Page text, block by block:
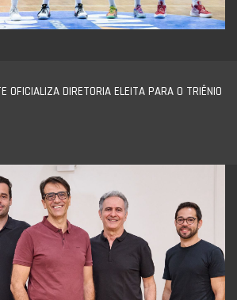
OFICIALIZA DIRETORIA ELEITA PARA O TRIÊNIO